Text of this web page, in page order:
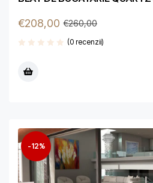
€260,00
€208,00
(0 recenzii)
-12%